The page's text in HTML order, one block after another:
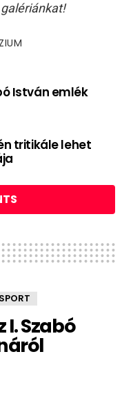
István emlék
tritikále lehet
SPORT
Szabó